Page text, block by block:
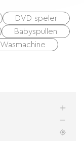
DVD-speler
Babyspullen
Wasmachine